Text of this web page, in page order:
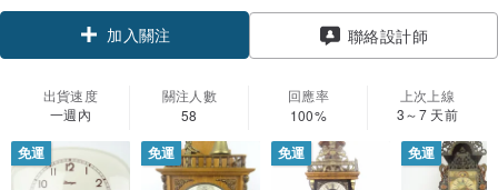
加入關注 聯絡設計師
出貨速度
一週內
關注人數
58
回應率
100%
上次上線
3～7 天前
免運 免運 免運 免運